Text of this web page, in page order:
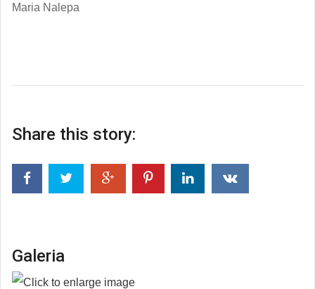
Maria Nalepa
Share this story:
Galeria